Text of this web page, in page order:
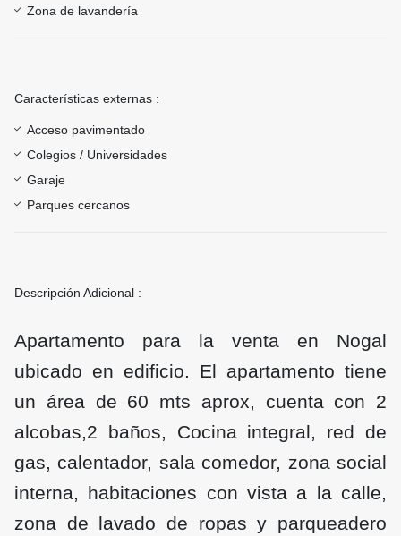
Zona de lavandería
Características externas :
Acceso pavimentado
Colegios / Universidades
Garaje
Parques cercanos
Descripción Adicional :
Apartamento para la venta en Nogal
ubicado en edificio. El apartamento tiene
un área de 60 mts aprox, cuenta con 2
alcobas,2 baños, Cocina integral, red de
gas, calentador, sala comedor, zona social
interna, habitaciones con vista a la calle,
zona de lavado de ropas y parqueadero